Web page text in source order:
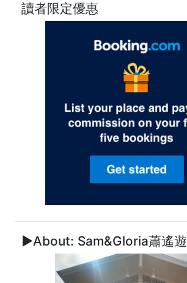
讀者限定優惠
►About: Sam&Gloria蕭遙遊